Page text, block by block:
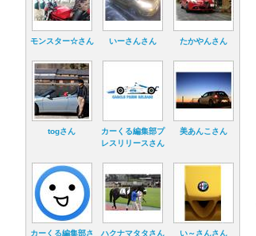
モンスター☆さん いーさんさん たかやんさん
togさん
カーくる編集部プ
レスリリースさん
美あんこさん
カーくる編集部さ
ハクナマタタさん い～さんさん